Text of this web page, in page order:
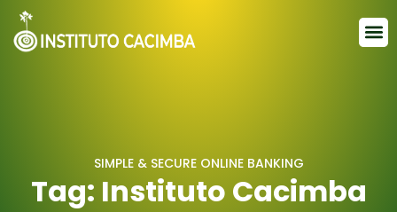
SIMPLE & SECURE ONLINE BANKING
Tag: Instituto Cacimba